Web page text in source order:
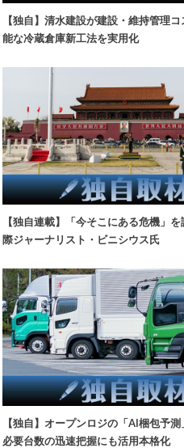
【独自】清水建設が建設・維持管理
能な冷蔵倉庫新工法を実用化
【独自連載】「今そこにある危機」
際ジャーナリスト・ビニシウス氏
【独自】オープンロジの「AI梱包予
必要台数の迅速把握にも活用本格化